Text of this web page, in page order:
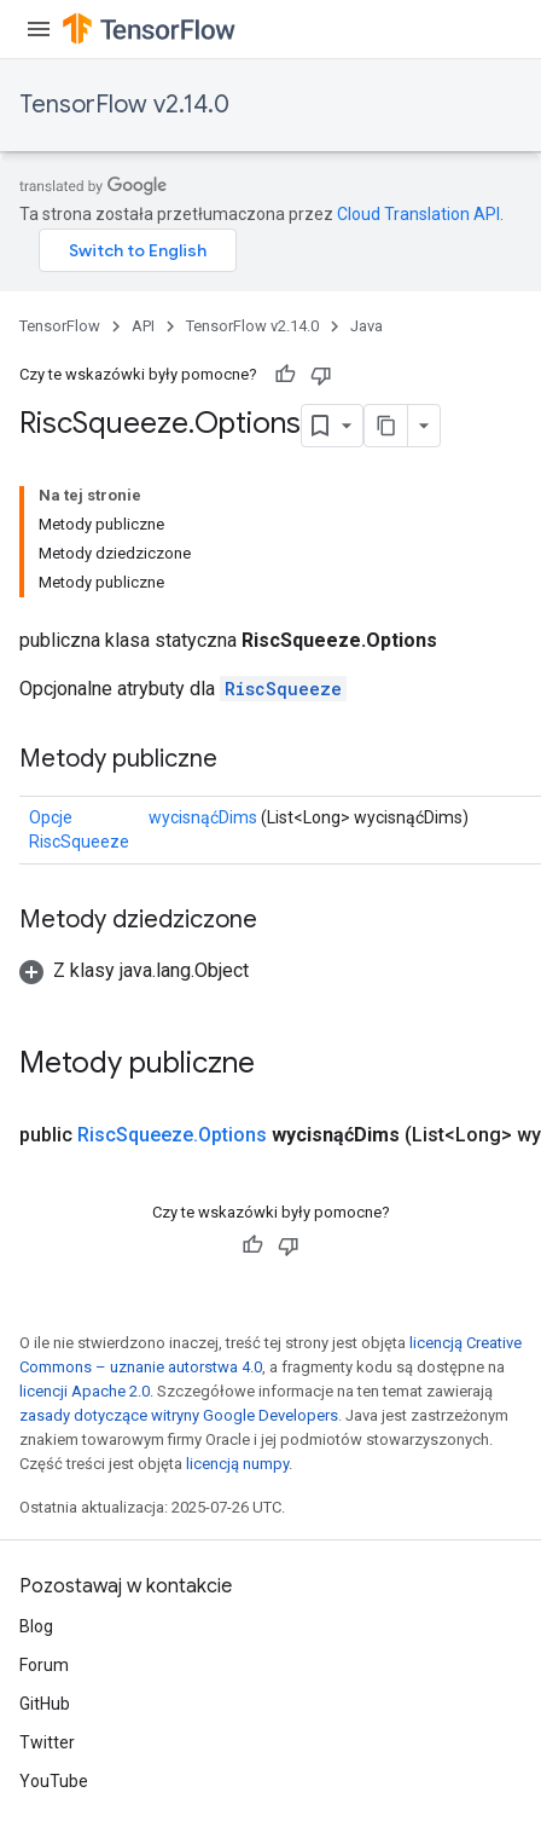
TensorFlow v2.14.0
Ta strona została przetłumaczona przez Cloud Translation API
TensorFlow API TensorFlow v2.14.0 Java
Czy te wskazówki były pomocne?
RiscSqueeze.Options
Na tej stronie
Metody publiczne
Metody dziedziczone
Metody publiczne
publiczna klasa statyczna RiscSqueeze.Options
Opcjonalne atrybuty dla RiscSqueeze
Metody publiczne
Opcje
RiscSqueeze
wycisnąćDims (List<Long> wycisnąćDims)
Metody dziedziczone
Z klasy java.lang.Object
Metody publiczne
public RiscSqueeze.Options wycisnąćDims (List<Long>
Czy te wskazówki były pomocne?
O ile nie stwierdzono inaczej, treść tej strony jest objęta licencją Creative
Commons – uznanie autorstwa 4.0, a fragmenty kodu są dostępne na
licencji Apache 2.0. Szczegółowe informacje na ten temat zawierają
zasady dotyczące witryny Google Developers. Java jest zastrzeżonym
znakiem towarowym firmy Oracle i jej podmiotów stowarzyszonych.
Część treści jest objęta licencją numpy.
Ostatnia aktualizacja: 2025-07-26 UTC.
Pozostawaj w kontakcie
Blog
Forum
GitHub
Twitter
YouTube